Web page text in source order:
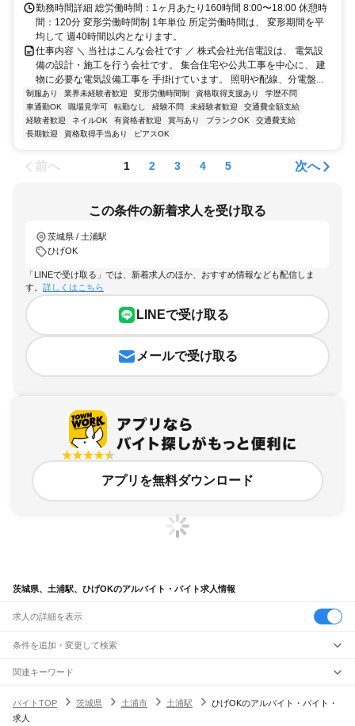
勤務時間詳細 総労働時間：1ヶ月あたり160時間 8:00〜18:00 休憩時
間：120分 変形労働時間制 1年単位 所定労働時間は、 変形期間を平
均して 週40時間以内となります。
仕事内容 ＼ 当社はこんな会社です ／ 株式会社光信電設は、 電気設
備の設計・施工を行う会社です。 集合住宅や公共工事を中心に、 建
物に必要な電気設備工事を 手掛けています。 照明や配線、分電盤...
制服あり 業界未経験者歓迎 変形労働時間制 資格取得支援あり
学歴不問
車通勤OK
職場見学可 転勤なし 経験不問 未経験者歓迎
交通費全額支給
経験者歓迎
ネイルOK 有資格者歓迎 賞与あり ブランクOK
交通費支給
長期歓迎
資格取得手当あり ピアスOK
前へ 1 2 3 4 5 次へ
この条件の新着求人を受け取る
茨城県 / 土浦駅
ひげOK
「LINEで受け取る」では、新着求人のほか、おすすめ情報なども配信しま
す。 詳しくはこちら
LINEで受け取る
メールで受け取る
アプリを無料ダウンロード
茨城県、土浦駅、ひげOKのアルバイト・バイト求人情報
求人の詳細を表示
条件を追加・変更して検索
市区町村を追加・変更
茨城県すべて
駅を追加・変更
関連キーワード
バイトTOP
茨城県 土浦市 土浦駅
ひげOKのアルバイト・バイト・
求人